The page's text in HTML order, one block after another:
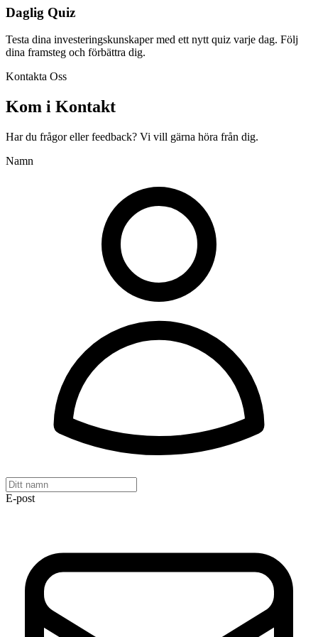
Daglig Quiz
Testa dina investeringskunskaper med ett nytt quiz varje dag. Följ
dina framsteg och förbättra dig.
Kontakta Oss
Kom i Kontakt
Har du frågor eller feedback? Vi vill gärna höra från dig.
Namn
E-post